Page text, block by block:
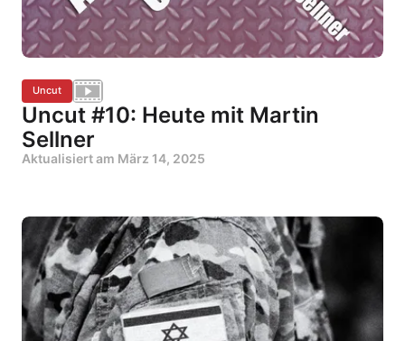
Uncut
Uncut #10: Heute mit Martin
Sellner
Aktualisiert am März 14, 2025